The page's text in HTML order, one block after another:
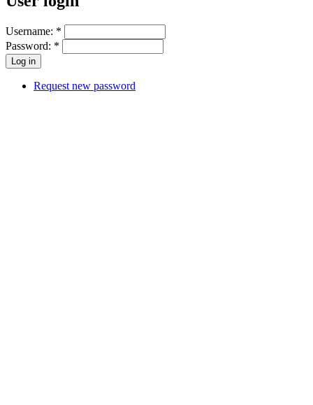
Username: *
Password: *
Request new password